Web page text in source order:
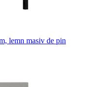
lemn masiv de pin